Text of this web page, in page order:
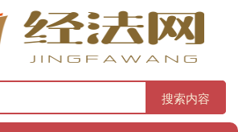
搜索内容